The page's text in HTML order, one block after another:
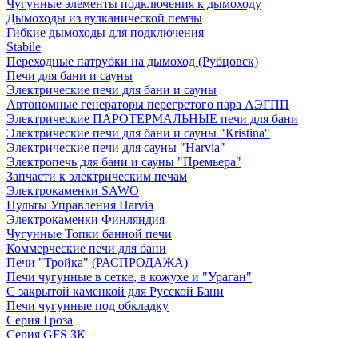
Чугунные элементы подключения к дымоходу
Дымоходы из вулканической пемзы
Гибкие дымоходы для подключения
Stabile
Переходные патрубки на дымоход (Рубцовск)
Печи для бани и сауны
Электрические печи для бани и сауны
Автономные генераторы перегретого пара АЭГПП
Электрические ПАРОТЕРМАЛЬНЫЕ печи для бани
Электрические печи для бани и сауны "Кristina"
Электрические печи для сауны "Harvia"
Электропечь для бани и сауны "Премьера"
Запчасти к электрическим печам
Электрокаменки SAWO
Пульты Управления Harvia
Электрокаменки Финляндия
Чугунные Топки банной печи
Коммерческие печи для бани
Печи "Тройка" (РАСПРОДАЖА)
Печи чугунные в сетке, в кожухе и "Ураган"
С закрытой каменкой для Русской Бани
Печи чугунные под обкладку
Серия Гроза
Серия GFS ЗК